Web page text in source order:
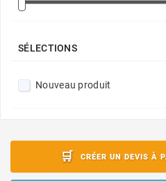
SÉLECTIONS
Nouveau produit
CRÉER UN DEVIS À